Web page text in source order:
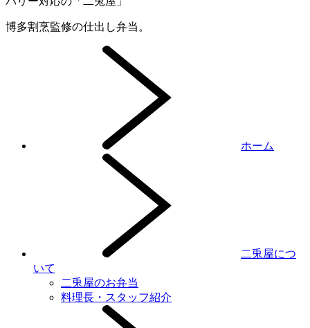
博多割烹監修の仕出し弁当。
ホーム
二兎屋につ
いて
二兎屋のお弁当
料理長・スタッフ紹介